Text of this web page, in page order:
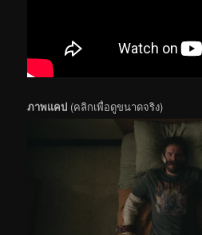
ภาพแคป (คลิกเพื่อดูขนาดจริง)